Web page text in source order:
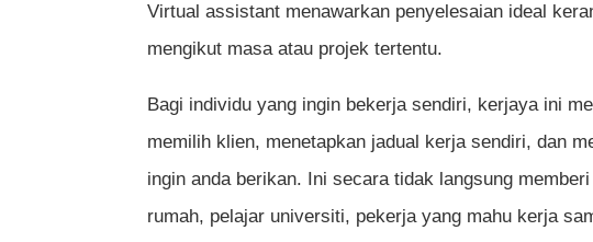
Virtual assistant menawarkan penyelesaian ideal
mengikut masa atau projek tertentu.
Bagi individu yang ingin bekerja sendiri, kerjaya ini
memilih klien, menetapkan jadual kerja sendiri, dan
ingin anda berikan. Ini secara tidak langsung
rumah, pelajar universiti, pekerja yang mahu kerja